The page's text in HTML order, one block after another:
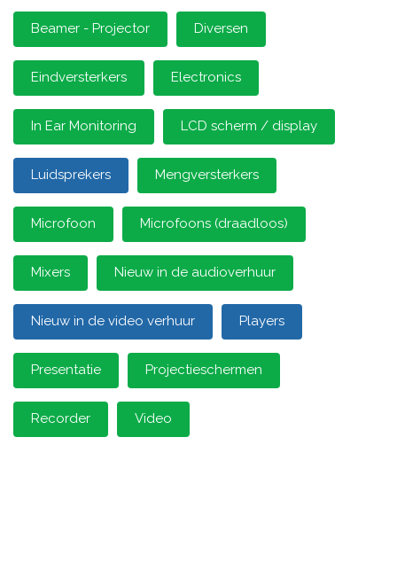
Beamer - Projector Diversen
Eindversterkers Electronics
In Ear Monitoring LCD scherm / display
Luidsprekers Mengversterkers
Microfoon Microfoons (draadloos)
Mixers Nieuw in de audioverhuur
Nieuw in de video verhuur Players
Presentatie Projectieschermen
Recorder Video